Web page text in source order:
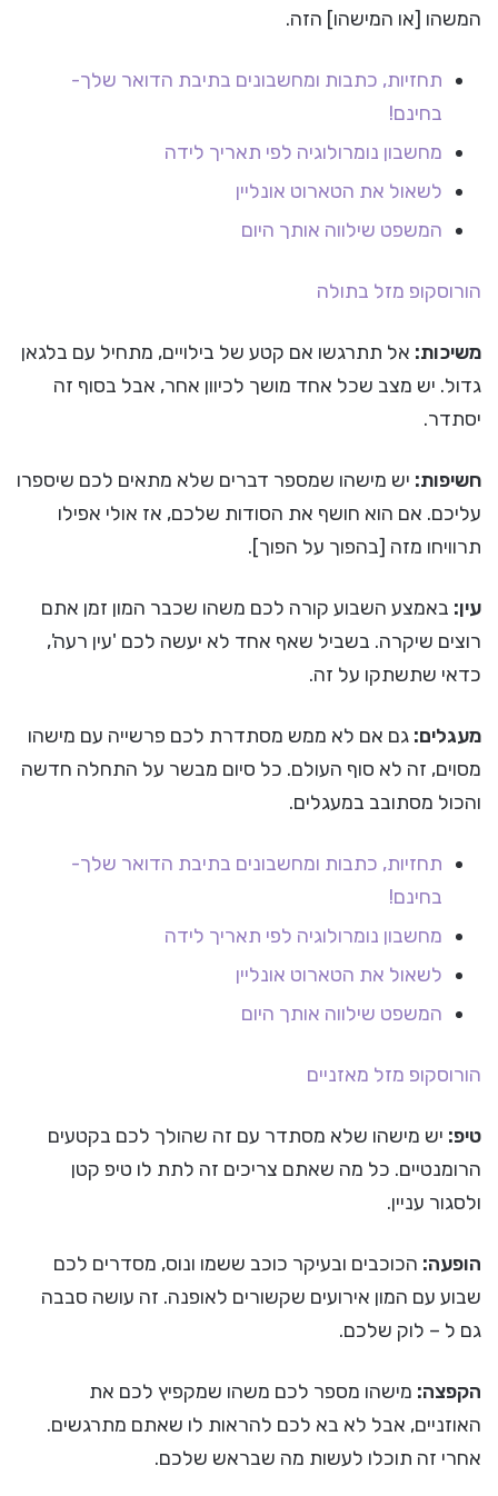
המשהו [או המישהו] הזה.
תחזיות, כתבות ומחשבונים בתיבת הדואר שלך-
בחינם!
מחשבון נומרולוגיה לפי תאריך לידה
לשאול את הטארוט אונליין
המשפט שילווה אותך היום
הורוסקופ מזל בתולה
משיכות: אל תתרגשו אם קטע של בילויים, מתחיל עם בלגאן
גדול. יש מצב שכל אחד מושך לכיוון אחר, אבל בסוף זה
יסתדר.
חשיפות: יש מישהו שמספר דברים שלא מתאים לכם שיספרו
עליכם. אם הוא חושף את הסודות שלכם, אז אולי אפילו
תרוויחו מזה [בהפוך על הפוך].
עין: באמצע השבוע קורה לכם משהו שכבר המון זמן אתם
רוצים שיקרה. בשביל שאף אחד לא יעשה לכם 'עין רעה',
כדאי שתשתקו על זה.
מעגלים: גם אם לא ממש מסתדרת לכם פרשייה עם מישהו
מסוים, זה לא סוף העולם. כל סיום מבשר על התחלה חדשה
והכול מסתובב במעגלים.
תחזיות, כתבות ומחשבונים בתיבת הדואר שלך-
בחינם!
מחשבון נומרולוגיה לפי תאריך לידה
לשאול את הטארוט אונליין
המשפט שילווה אותך היום
הורוסקופ מזל מאזניים
טיפ: יש מישהו שלא מסתדר עם זה שהולך לכם בקטעים
הרומנטיים. כל מה שאתם צריכים זה לתת לו טיפ קטן
ולסגור עניין.
הופעה: הכוכבים ובעיקר כוכב ששמו ונוס, מסדרים לכם
שבוע עם המון אירועים שקשורים לאופנה. זה עושה סבבה
גם ל – לוק שלכם.
הקפצה: מישהו מספר לכם משהו שמקפיץ לכם את
האוזניים, אבל לא בא לכם להראות לו שאתם מתרגשים.
אחרי זה תוכלו לעשות מה שבראש שלכם.